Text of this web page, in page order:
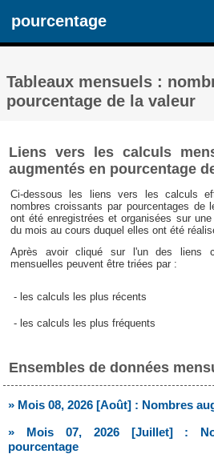
pourcentage
Tableaux mensuels :
pourcentage de la valeur
Liens vers les calculs
augmentés en pourcentage
Ci-dessous les liens vers les calculs
nombres croissants par pourcentages de
ont été enregistrées et organisées sur
du mois au cours duquel elles ont été
Après avoir cliqué sur l'un des liens
mensuelles peuvent être triées par :
- les calculs les plus récents
- les calculs les plus fréquents
Ensembles de données
» Mois 08, 2026 [Août] : Nombres
» Mois 07, 2026 [Juillet] :
pourcentage